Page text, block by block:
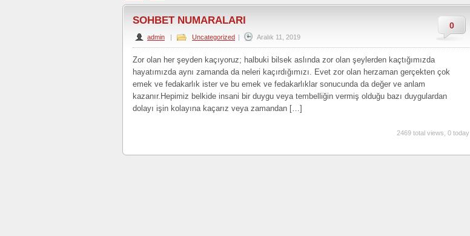
0
SOHBET NUMARALARI
admin | Uncategorized | Aralık 11, 2019
Zor olan her şeyden kaçıyoruz; halbuki bilsek aslında zor olan şeylerden kaçtığımızda
hayatımızda aynı zamanda da neleri kaçırdığımızı. Evet zor olan herzaman gerçekten çok
emek ve fedakarlık ister ve bu emek ve fedakarlıklar sonucunda da değer ve anlam
kazanır.Hepimiz belkide insani bir duygu veya tembelliğin vermiş olduğu bazı duygulardan
dolayı işin kolayına kaçarız veya zamandan […]
2469 total views, 0 today